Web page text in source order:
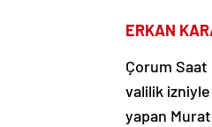
ERKAN
Çorum Saat
valilik izniyle
yapan Murat